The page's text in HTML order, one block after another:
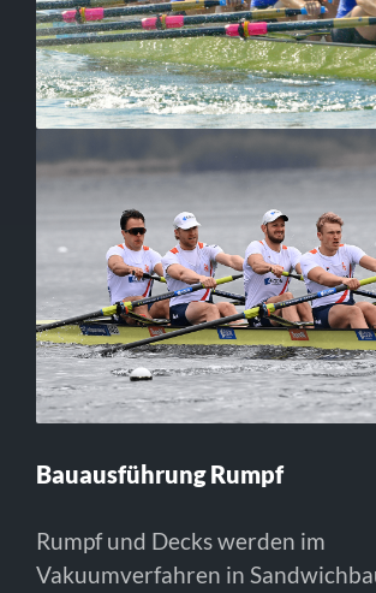
Bauausführung Rumpf
Rumpf und Decks werden im
Vakuumverfahren in